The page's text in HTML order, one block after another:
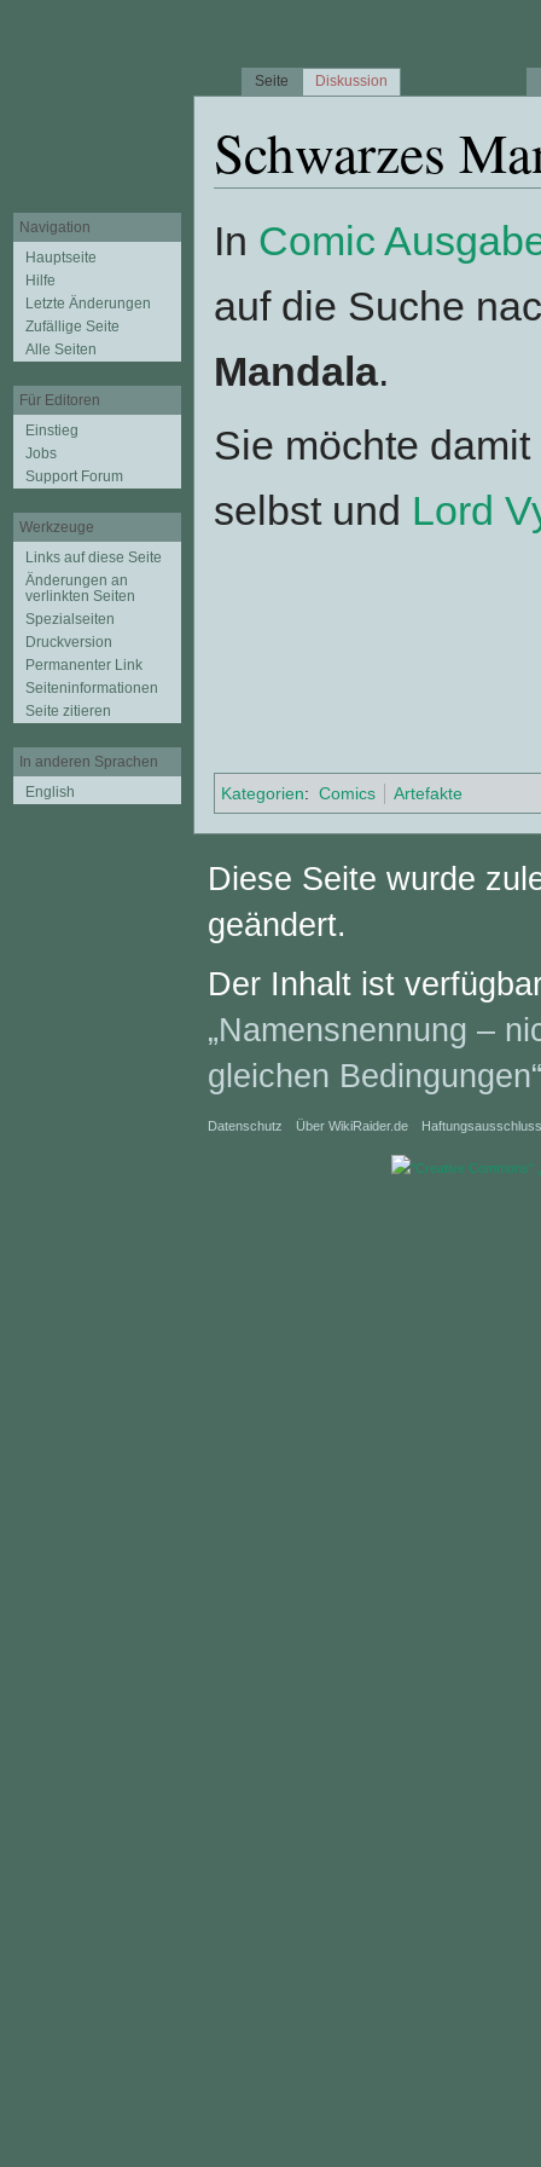
Schwarzes
In Comic
auf die Suche
Mandala.
Sie möchte
selbst und Lord
Kategorien: Comics Artefakte
Seite Diskussion
Navigation
Hauptseite
Hilfe
Letzte Änderungen
Zufällige Seite
Alle Seiten
Für Editoren
Einstieg
Jobs
Support Forum
Werkzeuge
Links auf diese Seite
Änderungen an
verlinkten Seiten
Spezialseiten
Druckversion
Permanenter Link
Seiten­informationen
Seite zitieren
In anderen Sprachen
English
Diese Seite wurde
geändert.
Der Inhalt ist
„Namensnennung –
gleichen Bedingungen“
Datenschutz Über WikiRaider.de